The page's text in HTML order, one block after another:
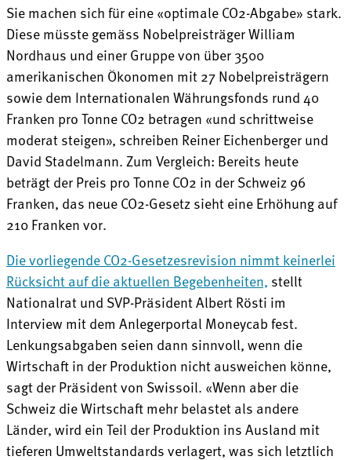
Sie machen sich für eine «optimale CO2-Abgabe» stark.
Diese müsste gemäss Nobelpreisträger William
Nordhaus und einer Gruppe von über 3500
amerikanischen Ökonomen mit 27 Nobelpreisträgern
sowie dem Internationalen Währungsfonds rund 40
Franken pro Tonne CO2 betragen «und schrittweise
moderat steigen», schreiben Reiner Eichenberger und
David Stadelmann. Zum Vergleich: Bereits heute
beträgt der Preis pro Tonne CO2 in der Schweiz 96
Franken, das neue CO2-Gesetz sieht eine Erhöhung auf
210 Franken vor.
Die vorliegende CO2-Gesetzesrevision nimmt keinerlei
Rücksicht auf die aktuellen Begebenheiten, stellt
Nationalrat und SVP-Präsident Albert Rösti im
Interview mit dem Anlegerportal Moneycab fest.
Lenkungsabgaben seien dann sinnvoll, wenn die
Wirtschaft in der Produktion nicht ausweichen könne,
sagt der Präsident von Swissoil. «Wenn aber die
Schweiz die Wirtschaft mehr belastet als andere
Länder, wird ein Teil der Produktion ins Ausland mit
tieferen Umweltstandards verlagert, was sich letztlich